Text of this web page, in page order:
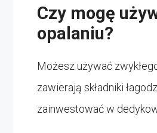
Czy mogę
opalaniu?
Możesz używać
zawierają składniki
zainwestować w